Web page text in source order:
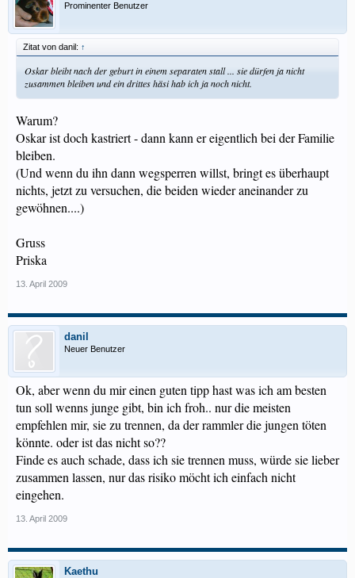
Prominenter Benutzer
Zitat von danil: ↑
Oskar bleibt nach der geburt in einem separaten stall ... sie dürfen ja nicht
zusammen bleiben und ein drittes häsi hab ich ja noch nicht.
Warum?
Oskar ist doch kastriert - dann kann er eigentlich bei der Familie
bleiben.
(Und wenn du ihn dann wegsperren willst, bringt es überhaupt
nichts, jetzt zu versuchen, die beiden wieder aneinander zu
gewöhnen....)
Gruss
Priska
13. April 2009
danil
Neuer Benutzer
Ok, aber wenn du mir einen guten tipp hast was ich am besten
tun soll wenns junge gibt, bin ich froh.. nur die meisten
empfehlen mir, sie zu trennen, da der rammler die jungen töten
könnte. oder ist das nicht so??
Finde es auch schade, dass ich sie trennen muss, würde sie lieber
zusammen lassen, nur das risiko möcht ich einfach nicht
eingehen.
13. April 2009
Kaethu